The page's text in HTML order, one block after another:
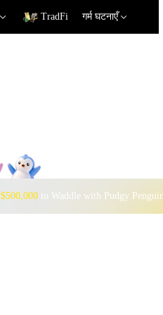
TradFi गर्म घटनाएँ
$500,000to Waddle with Pudgy